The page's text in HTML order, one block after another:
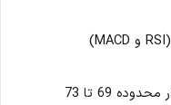
شاخص‌های مومنتوم نقره (RSI و MACD)
مقاومت مهم بعدی نقره در محدوده 69 تا 73